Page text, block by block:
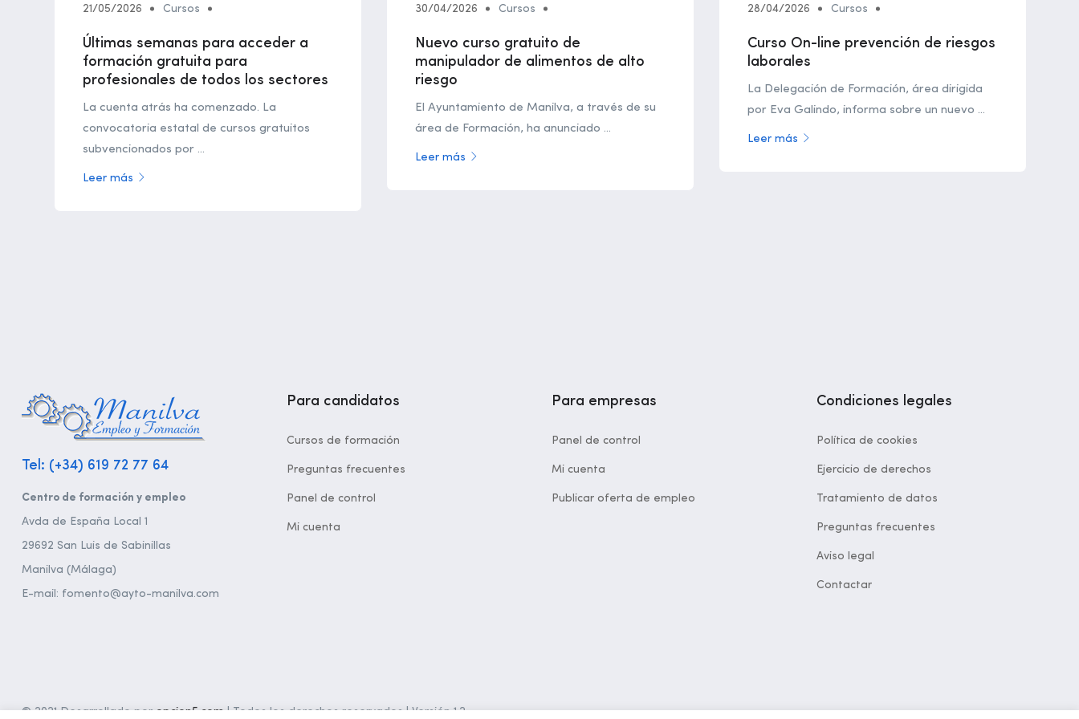
21/05/2026 Cursos
Últimas semanas para acceder a
formación gratuita para
profesionales de todos los sectores
La cuenta atrás ha comenzado. La
convocatoria estatal de cursos gratuitos
subvencionados por ...
Leer más
30/04/2026 Cursos
Nuevo curso gratuito de
manipulador de alimentos de alto
riesgo
El Ayuntamiento de Manilva, a través de su
área de Formación, ha anunciado ...
Leer más
28/04/2026 Cursos
Curso On-line prevención de riesgos
laborales
La Delegación de Formación, área dirigida
por Eva Galindo, informa sobre un nuevo ...
Leer más
Tel: (+34) 619 72 77 64
Centro de formación y empleo
Avda de España Local 1
29692 San Luis de Sabinillas
Manilva (Málaga)
E-mail: fomento@ayto-manilva.com
Para candidatos
Cursos de formación
Preguntas frecuentes
Panel de control
Mi cuenta
Para empresas
Panel de control
Mi cuenta
Publicar oferta de empleo
Condiciones legales
Política de cookies
Ejercicio de derechos
Tratamiento de datos
Preguntas frecuentes
Aviso legal
Contactar
© 2021 Desarrollado poropcion5.com| Todos los derechos reservados | Versión 1.2